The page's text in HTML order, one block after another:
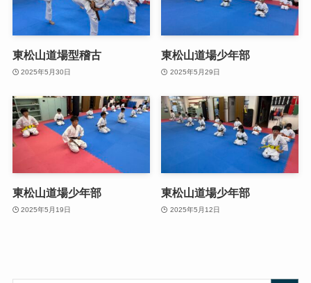
東松山道場型稽古
2025年5月30日
東松山道場少年部
2025年5月29日
東松山道場少年部
2025年5月19日
東松山道場少年部
2025年5月12日